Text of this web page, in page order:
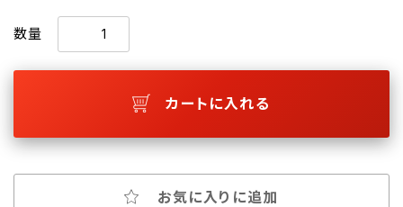
数量
カートに入れる
お気に入りに追加